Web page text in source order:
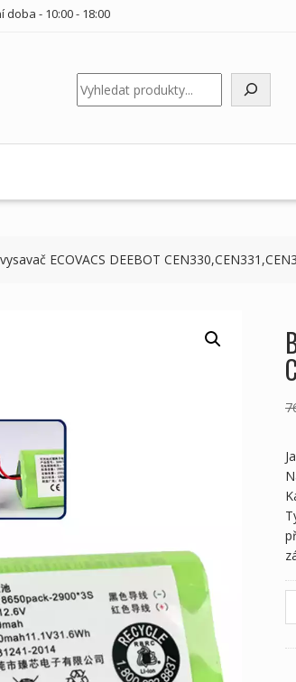
doba - 10:00 - 18:00
Hledat
ECOVACS DEEBOT